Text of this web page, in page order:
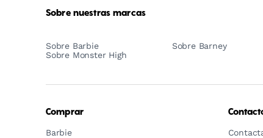
Sobre nuestras marcas
Sobre Barbie Sobre Barney
Sobre Monster High
Comprar
Barbie